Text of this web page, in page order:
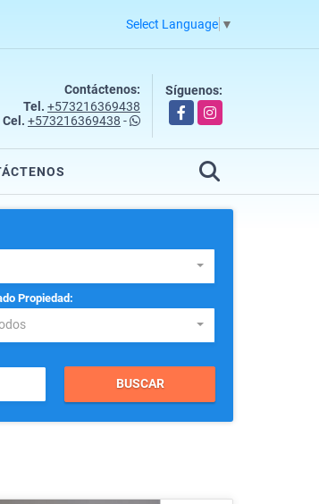
Select Language ▼
Contáctenos:
Tel. +573216369438
Cel. +573216369438 -
Síguenos:
FacebookInstagram
Propiedad:
BUSCAR